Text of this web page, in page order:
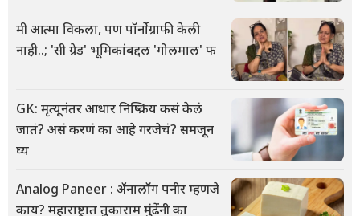
मी आत्मा विकला, पण पॉर्नोग्राफी केली
नाही..; 'सी ग्रेड' भूमिकांबद्दल 'गोलमाल' फ
GK: मृत्यूनंतर आधार निष्क्रिय कसं केलं
जातं? असं करणं का आहे गरजेचं? समजून
घ्य
Analog Paneer : ॲनालॉग पनीर म्हणजे
काय? महाराष्ट्रात तुकाराम मुंढेंनी का